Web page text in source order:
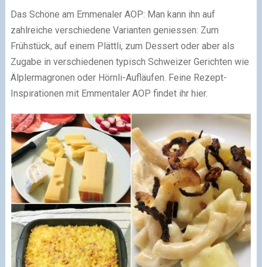
Das Schöne am Emmenaler AOP: Man kann ihn auf
zahlreiche verschiedene Varianten geniessen: Zum
Frühstück, auf einem Plättli, zum Dessert oder aber als
Zugabe in verschiedenen typisch Schweizer Gerichten wie
Älplermagronen oder Hörnli-Aufläufen. Feine Rezept-
Inspirationen mit Emmentaler AOP findet ihr hier.